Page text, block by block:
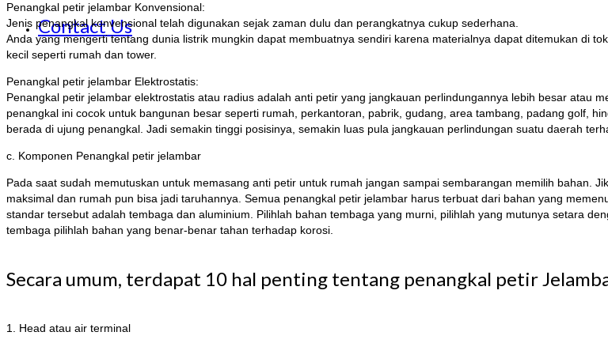
Contact Us
Penangkal petir jelambar Konvensional:
Jenis penangkal konvensional telah digunakan sejak zaman dulu dan perangkatnya cukup sederhana.
Anda yang mengerti tentang dunia listrik mungkin dapat membuatnya sendiri karena materialnya dapat ditemukan di
kecil seperti rumah dan tower.
Penangkal petir jelambar Elektrostatis:
Penangkal petir jelambar elektrostatis atau radius adalah anti petir yang jangkauan perlindungannya lebih besar atau
penangkal ini cocok untuk bangunan besar seperti rumah, perkantoran, pabrik, gudang, area tambang, padang golf,
berada di ujung penangkal. Jadi semakin tinggi posisinya, semakin luas pula jangkauan perlindungan suatu daerah
c. Komponen Penangkal petir jelambar
Pada saat sudah memutuskan untuk memasang anti petir untuk rumah jangan sampai sembarangan memilih bahan.
maksimal dan rumah pun bisa jadi taruhannya. Semua penangkal petir jelambar harus terbuat dari bahan yang
standar tersebut adalah tembaga dan aluminium. Pilihlah bahan tembaga yang murni, pilihlah yang mutunya setara
tembaga pilihlah bahan yang benar-benar tahan terhadap korosi.
Secara umum, terdapat 10 hal penting tentang penangkal petir
1. Head atau air terminal